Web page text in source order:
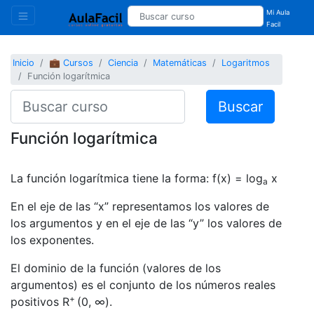
Mi Aula
Facil
Inicio 💼 Cursos Ciencia Matemáticas
Logaritmos
Función logarítmica
Buscar
Función logarítmica
La función logarítmica tiene la forma: f(x) = loga x
En el eje de las “x” representamos los valores de
los argumentos y en el eje de las “y” los valores de
los exponentes.
El dominio de la función (valores de los
argumentos) es el conjunto de los números reales
positivos R+ (0, ∞).